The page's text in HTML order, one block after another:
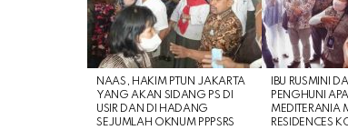
STORIES
NAAS, HAKIM PTUN JAKARTA
YANG AKAN SIDANG PS DI
USIR DAN DI HADANG
SEJUMLAH OKNUM PPPSRS
IBU RUSMINI
PENGHUNI
MEDITERANIA
RESIDENCES